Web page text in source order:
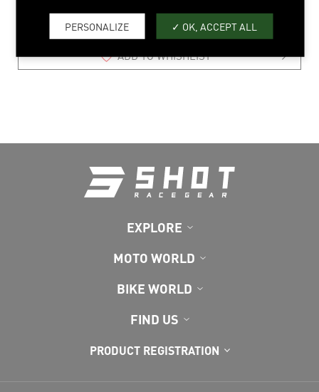
ADD TO WHISHLIST
EXPLORE
MOTO WORLD
BIKE WORLD
FIND US
PRODUCT REGISTRATION
PERSONALIZE OK, ACCEPT ALL